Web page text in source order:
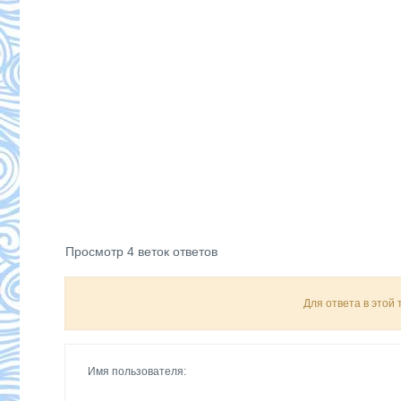
Просмотр 4 веток ответов
Для ответа в этой
Имя пользователя: